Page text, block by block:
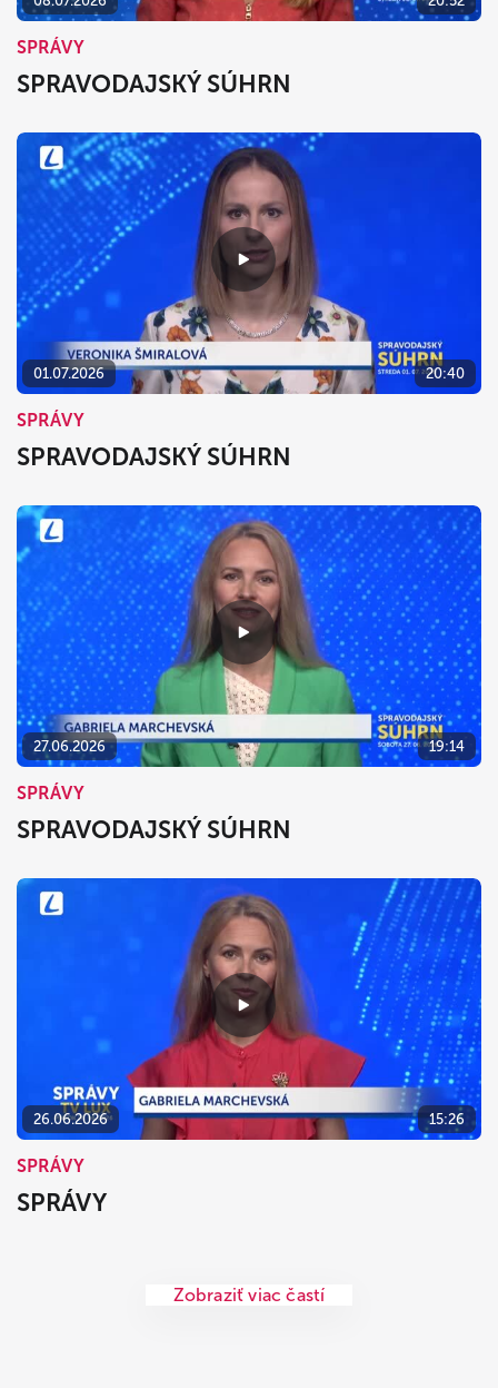
SPRÁVY
SPRAVODAJSKÝ SÚHRN
01.07.2026 20:40
SPRÁVY
SPRAVODAJSKÝ SÚHRN
27.06.2026 19:14
SPRÁVY
SPRAVODAJSKÝ SÚHRN
26.06.2026 15:26
SPRÁVY
SPRÁVY
Zobraziť viac častí